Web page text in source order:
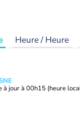
Heure / Heure
à jour à 00h15 (heure